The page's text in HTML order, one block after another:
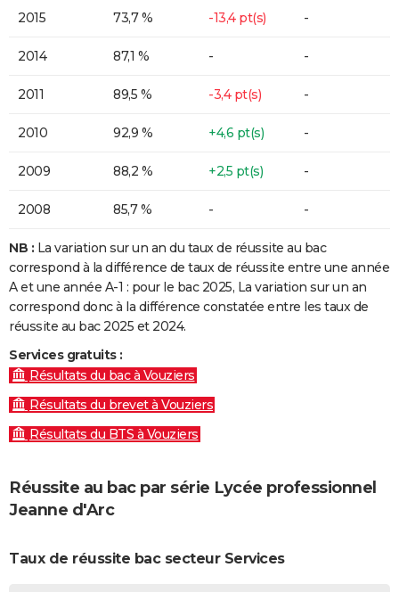
2015 73,7 % -13,4 pt(s) -
2014 87,1 % - -
2011 89,5 % -3,4 pt(s) -
2010 92,9 % +4,6 pt(s) -
2009 88,2 % +2,5 pt(s) -
2008 85,7 % - -
NB : La variation sur un an du taux de réussite au bac
correspond à la différence de taux de réussite entre une année
A et une année A-1 : pour le bac 2025, La variation sur un an
correspond donc à la différence constatée entre les taux de
réussite au bac 2025 et 2024.
Services gratuits :
Résultats du bac à Vouziers
Résultats du brevet à Vouziers
Résultats du BTS à Vouziers
Réussite au bac par série Lycée professionnel
Jeanne d'Arc
Taux de réussite bac secteur Services